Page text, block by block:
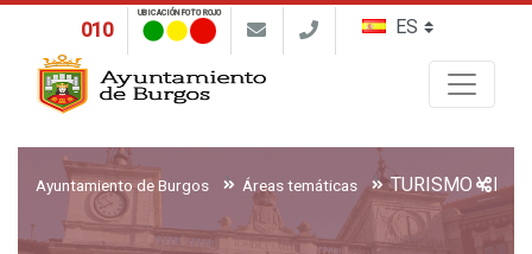
010
UBICACIÓN FOTO ROJO
Ayuntamiento de Burgos Áreas temáticas TURISMO Y